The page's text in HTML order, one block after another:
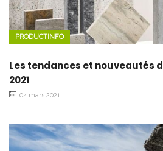
PRODUCTINFO
Les tendances et nouveautés
2021
04 mars 2021